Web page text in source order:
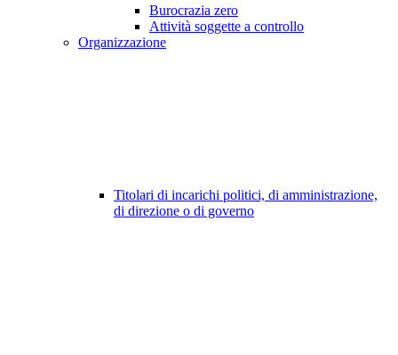
Burocrazia zero
Attività soggette a controllo
Organizzazione
Titolari di incarichi politici, di amministrazione,
di direzione o di governo